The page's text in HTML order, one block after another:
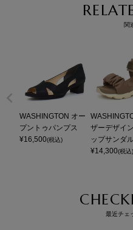
関
WASHINGTON オー
プントゥパンプス
¥16,500(税込)
ザーデザイ
ップサンダ
¥14,300(税込)
最近チェ